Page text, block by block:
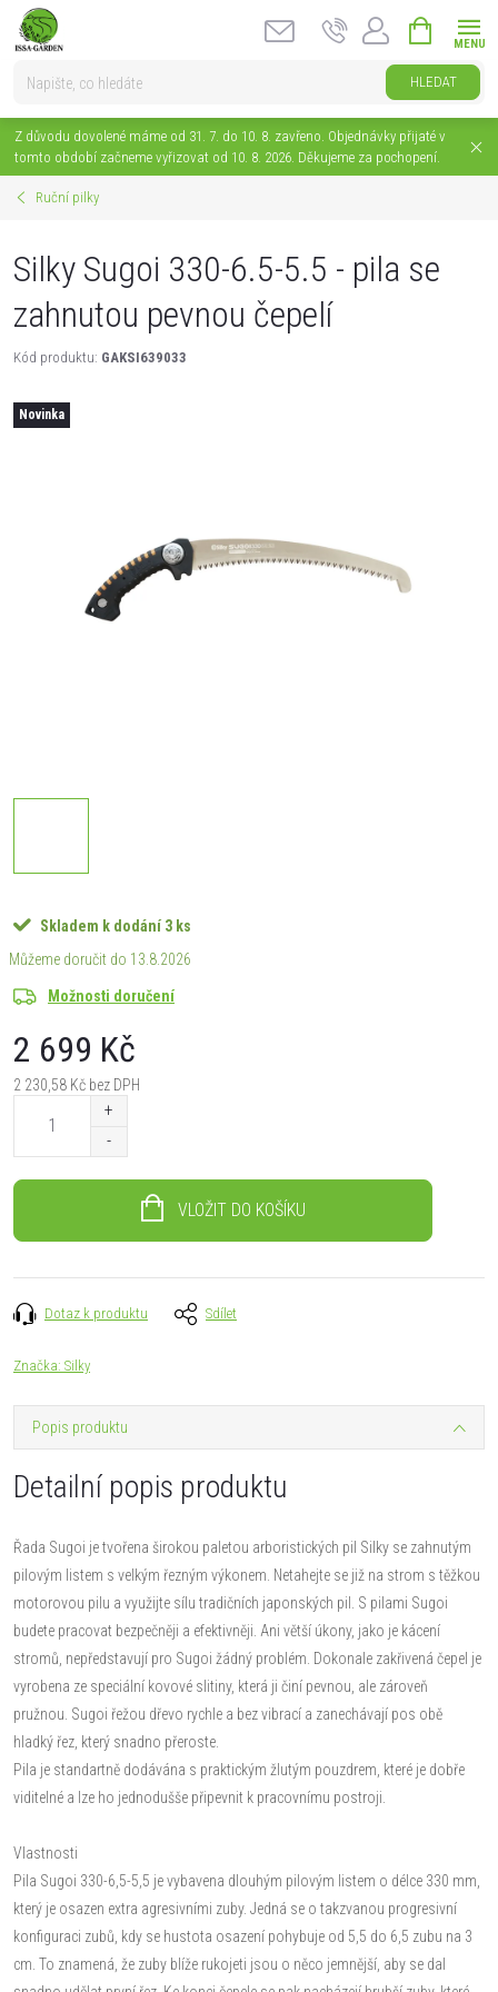
Přejít
HLEDAT
KOŠÍK
Z důvodu dovolené máme od 31. 7. do 10. 8. zavřeno. Objednávky přijaté v
tomto období začneme vyřizovat od 10. 8. 2026. Děkujeme za pochopení.
Ruční pilky
Silky Sugoi 330-6.5-5.5 - pila se
zahnutou pevnou čepelí
Kód produktu: GAKSI639033
Novinka
Skladem k dodání 3 ks
13.8.2026
Možnosti doručení
2 699 Kč
2 230,58 Kč bez DPH
VLOŽIT DO KOŠÍKU
Dotaz k produktu Sdílet
Značka: Silky
Popis produktu
Detailní popis produktu
Řada Sugoi je tvořena širokou paletou arboristických pil Silky se zahnutým
pilovým listem s velkým řezným výkonem. Netahejte se již na strom s těžkou
motorovou pilu a využijte sílu tradičních japonských pil. S pilami Sugoi
budete pracovat bezpečněji a efektivněji. Ani větší úkony, jako je kácení
stromů, nepředstavují pro Sugoi žádný problém. Dokonale zakřivená čepel je
vyrobena ze speciální kovové slitiny, která ji činí pevnou, ale zároveň
pružnou. Sugoi řežou dřevo rychle a bez vibrací a zanechávají pos obě
hladký řez, který snadno přeroste.
Pila je standartně dodávána s praktickým žlutým pouzdrem, které je dobře
viditelné a lze ho jednodušše připevnit k pracovnímu postroji.
Vlastnosti
Pila Sugoi 330-6,5-5,5 je vybavena dlouhým pilovým listem o délce 330 mm,
který je osazen extra agresivními zuby. Jedná se o takzvanou progresivní
konfiguraci zubů, kdy se hustota osazení pohybuje od 5,5 do 6,5 zubu na 3
cm. To znamená, že zuby blíže rukojeti jsou o něco jemnější, aby se dal